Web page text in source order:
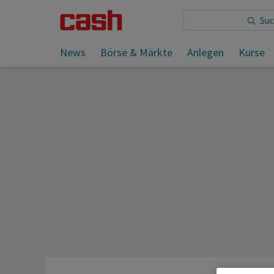
News Börse & Märkte Anlegen Kurse
Sie lesen: